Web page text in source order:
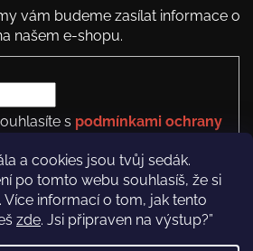
a cookies jsou tvůj sedák.
po tomto webu souhlasíš, že si
Více informací o tom, jak tento
zde. Jsi připraven na výstup?”
vám budeme zasílat informace o
našem e-shopu.
s podmínkami ochrany